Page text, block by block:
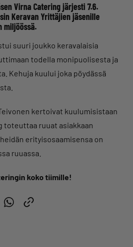
Virna Catering järjesti 7.6.
Keravan Yrittäjien jäsenille
miljöössä.
suuri joukko keravalaisia
todella monipuolisesta ja
Kehuja kuului joka pöydässä
kertoivat kuulumisistaan
ruuat asiakkaan
erityisosaamisensa on
ruuassa.
koko tiimille!